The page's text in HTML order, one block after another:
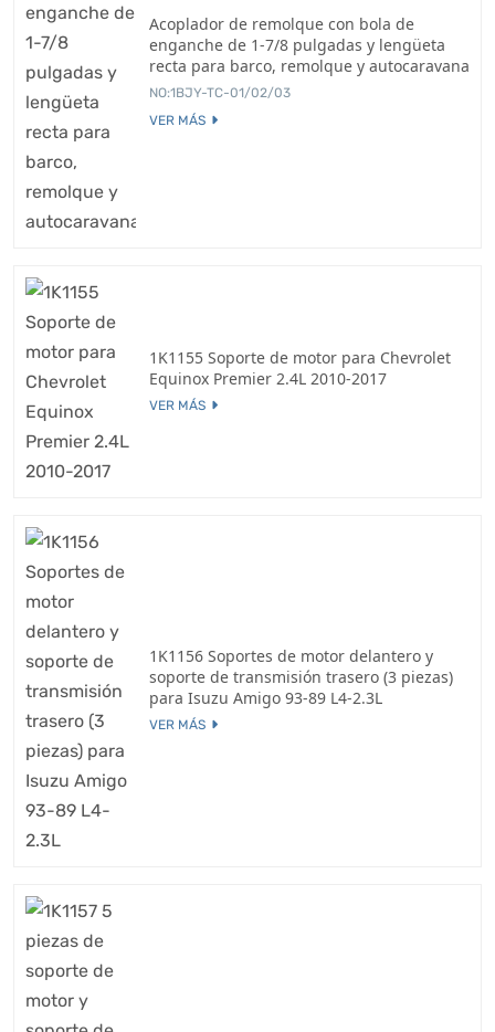
Acoplador de remolque con bola de
enganche de 1-7/8 pulgadas y lengüeta
recta para barco, remolque y autocaravana
NO:1BJY-TC-01/02/03
VER MÁS
1K1155 Soporte de motor para Chevrolet
Equinox Premier 2.4L 2010-2017
VER MÁS
1K1156 Soportes de motor delantero y
soporte de transmisión trasero (3 piezas)
para Isuzu Amigo 93-89 L4-2.3L
VER MÁS